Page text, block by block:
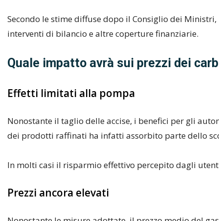
Secondo le stime diffuse dopo il Consiglio dei
interventi di bilancio e altre coperture finanziarie.
Quale impatto avrà sui prezzi dei
Effetti limitati alla pompa
Nonostante il taglio delle accise, i benefici per gli
dei prodotti raffinati ha infatti assorbito parte dello
In molti casi il risparmio effettivo percepito dagli
Prezzi ancora elevati